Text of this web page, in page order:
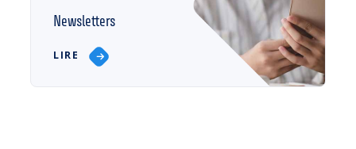
Newsletters
LIRE